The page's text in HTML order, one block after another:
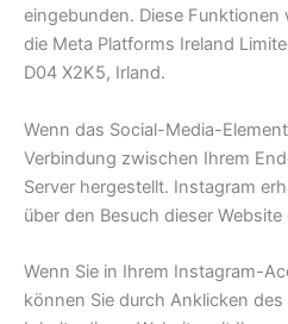
eingebunden. Diese
die Meta Platforms Ireland
D04 X2K5, Irland.
Wenn das Social-Media-
Verbindung zwischen Ihrem
Server hergestellt. Instagram
über den Besuch dieser Website
Wenn Sie in Ihrem Instagram-
können Sie durch Anklicken